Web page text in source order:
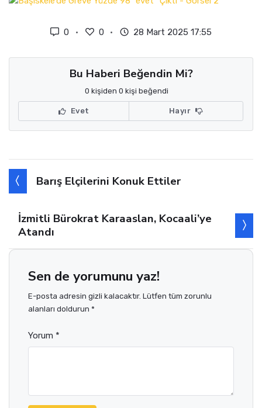
0 0 28 Mart 2025 17:55
Bu Haberi Beğendin Mi?
0 kişiden 0 kişi beğendi
Evet Hayır
Barış Elçilerini Konuk Ettiler
İzmitli Bürokrat Karaaslan, Kocaali’ye
Atandı
Sen de yorumunu yaz!
E-posta adresin gizli kalacaktır. Lütfen tüm zorunlu
alanları doldurun *
Yorum *